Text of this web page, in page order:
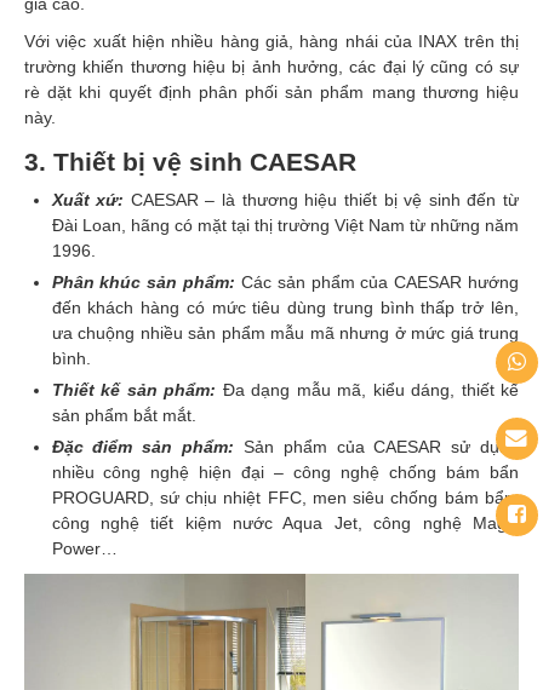
Với việc xuất hiện nhiều hàng giả, hàng nhái của INAX trên thị
trường khiến thương hiệu bị ảnh hưởng, các đại lý cũng có sự
rè dặt khi quyết định phân phối sản phẩm mang thương hiệu
này.
3. Thiết bị vệ sinh CAESAR
Xuất xứ: CAESAR – là thương hiệu thiết bị vệ sinh đến từ
Đài Loan, hãng có mặt tại thị trường Việt Nam từ những năm
1996.
Phân khúc sản phẩm: Các sản phẩm của CAESAR hướng
đến khách hàng có mức tiêu dùng trung bình thấp trở lên,
ưa chuộng nhiều sản phẩm mẫu mã nhưng ở mức giá trung
bình.
Thiết kế sản phẩm: Đa dạng mẫu mã, kiểu dáng, thiết kế
sản phẩm bắt mắt.
Đặc điểm sản phẩm: Sản phẩm của CAESAR sử dụng
nhiều công nghệ hiện đại – công nghệ chống bám bẩn
PROGUARD, sứ chịu nhiệt FFC, men siêu chống bám bẩn,
công nghệ tiết kiệm nước Aqua Jet, công nghệ Magic
Power…